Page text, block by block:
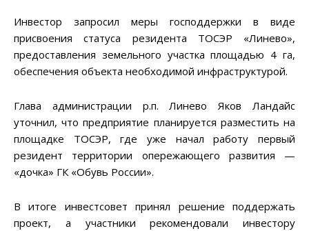
Инвестор запросил меры господдержки в виде
присвоения статуса резидента ТОСЭР «Линево»,
предоставления земельного участка площадью 4 га,
обеспечения объекта необходимой инфраструктурой.
Глава администрации р.п. Линево Яков Ландайс
уточнил, что предприятие планируется разместить на
площадке ТОСЭР, где уже начал работу первый
резидент территории опережающего развития —
«дочка» ГК «Обувь России».
В итоге инвестсовет принял решение поддержать
проект, а участники рекомендовали инвестору